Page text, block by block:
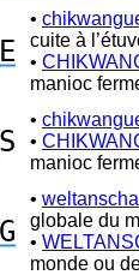
E
•
cuite à
•
manioc
S
•
•
manioc
G
•
globale du
•
monde ou